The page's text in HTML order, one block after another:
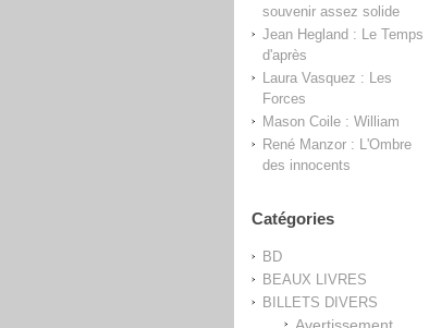
souvenir assez solide
Jean Hegland : Le Temps
d'après
Laura Vasquez : Les
Forces
Mason Coile : William
René Manzor : L'Ombre
des innocents
Catégories
BD
BEAUX LIVRES
BILLETS DIVERS